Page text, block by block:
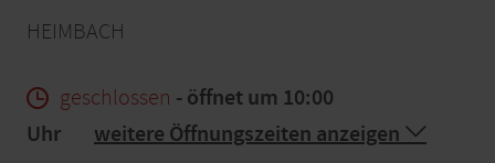
HEIMBACH
geschlossen - öffnet um 10:00
Uhr
weitere Öffnungszeiten anzeigen